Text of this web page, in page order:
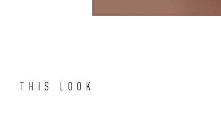
THIS LOOK